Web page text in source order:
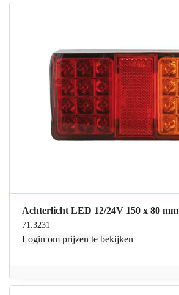
Achterlicht LED 12/24V 150 x 80 mm
71.3231
Login om prijzen te bekijken